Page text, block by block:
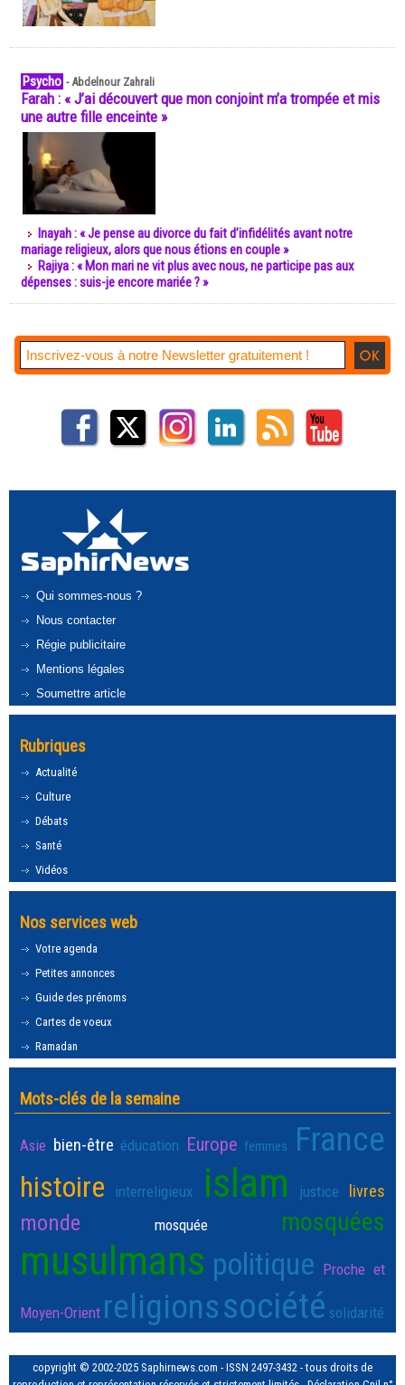
Psycho -Abdelnour Zahrali
Farah : « J’ai découvert que mon conjoint m’a trompée et mis
une autre fille enceinte »
Inayah : « Je pense au divorce du fait d’infidélités avant notre
mariage religieux, alors que nous étions en couple »
Rajiya : « Mon mari ne vit plus avec nous, ne participe pas aux
dépenses : suis-je encore mariée ? »
Qui sommes-nous ?
Nous contacter
Régie publicitaire
Mentions légales
Soumettre article
Rubriques
Actualité
Culture
Débats
Santé
Vidéos
Nos services web
Votre agenda
Petites annonces
Guide des prénoms
Cartes de voeux
Ramadan
Mots-clés de la semaine
Asie bien-être éducation Europe femmes France
histoire interreligieux islam justice livres
monde mosquée mosquées
musulmans politique Proche et
Moyen-Orient religionssociété solidarité
copyright © 2002-2025 Saphirnews.com - ISSN 2497-3432 - tous droits de